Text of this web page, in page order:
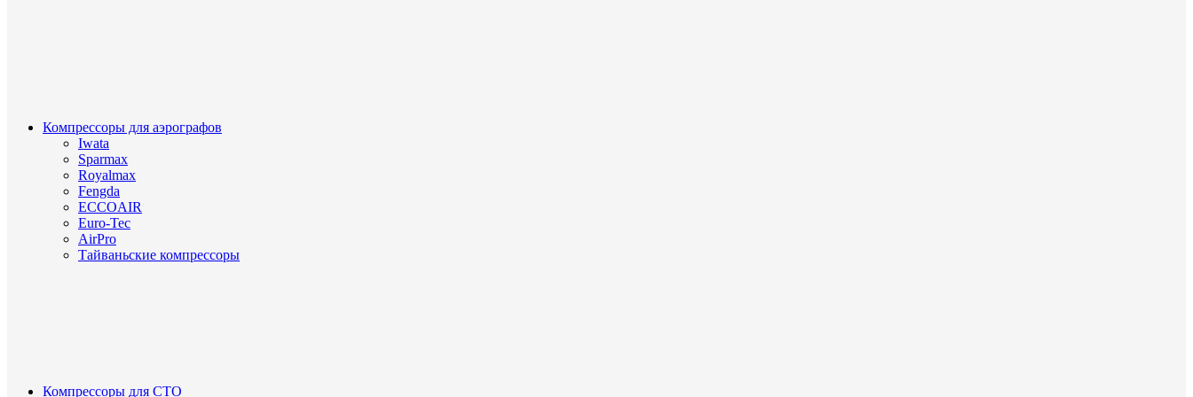
Компрессоры для аэрографов
Iwata
Sparmax
Royalmax
Fengda
ECCOAIR
Euro-Tec
AirPro
Тайваньские компрессоры
Компрессоры для СТО